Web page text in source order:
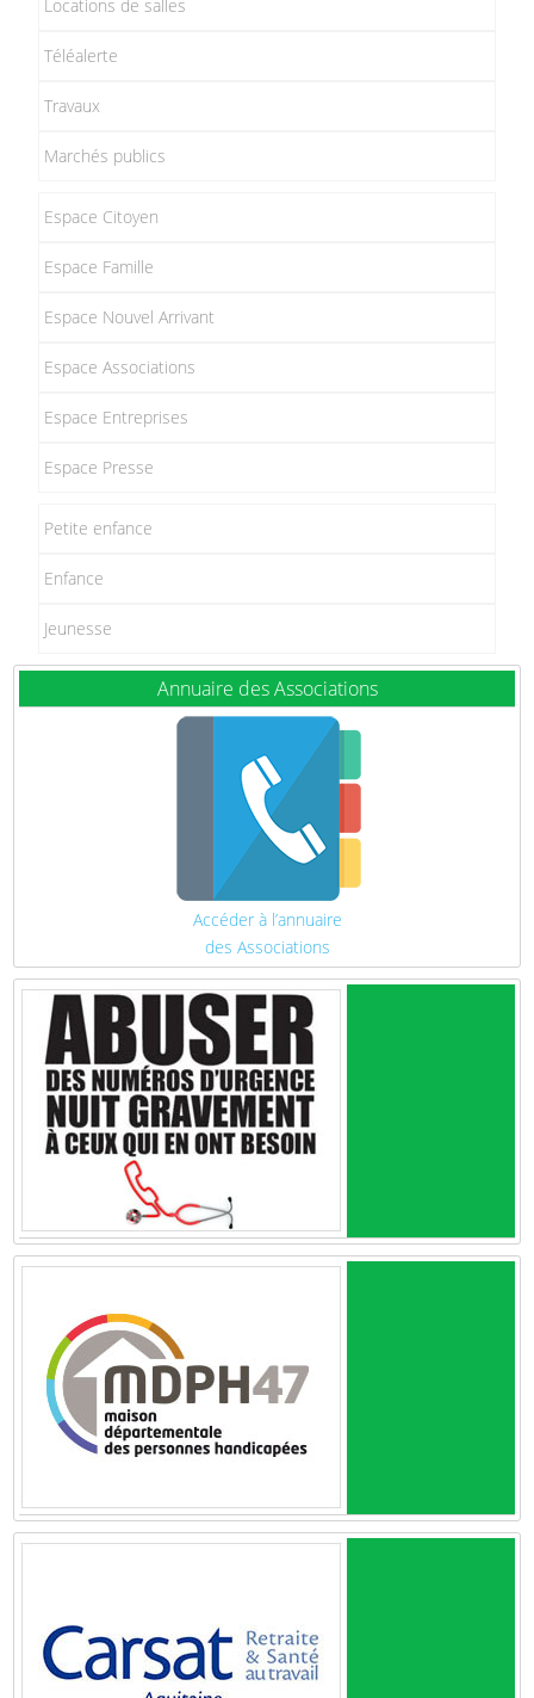
Locations de salles
Téléalerte
Travaux
Marchés publics
Espace Citoyen
Espace Famille
Espace Nouvel Arrivant
Espace Associations
Espace Entreprises
Espace Presse
Petite enfance
Enfance
Jeunesse
Annuaire des Associations
Accéder à l’annuaire
des Associations